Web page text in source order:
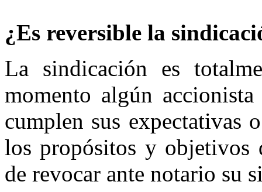
¿Es reversible la
La sindicación es
momento algún
cumplen sus expectativas
los propósitos y objetivos
de revocar ante notario su